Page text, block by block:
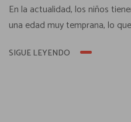
En la actualidad, los niños
una edad muy temprana, lo
dispositivos puede tener
SIGUE LEYENDO